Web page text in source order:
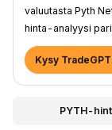
valuutasta Pyth
hinta-analyysi
Kysy
PYTH-